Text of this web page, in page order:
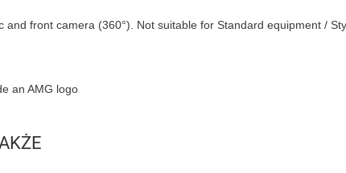
front camera (360°). Not suitable for Standard equipment /
an AMG logo